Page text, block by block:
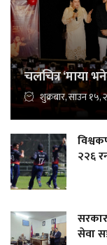
चलचित्र ‘माया
शुक्रबार, साउन १५,
२२६
सेवा